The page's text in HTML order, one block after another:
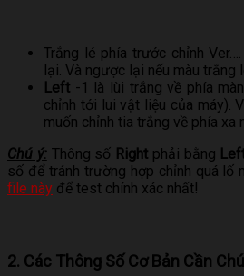
Trắng lé phía trước chỉnh
lại. Và ngược lại nếu màu trắng
Left -1 là lùi trắng về phía
chỉnh tới lui vật liệu của máy).
muốn chỉnh tia trắng về phía xa
Chú ý:Thông số Right phải bằng
số để tránh trường hợp chỉnh quá lố
file này để test chính xác nhất!
2. Các Thông Số Cơ Bản Cần